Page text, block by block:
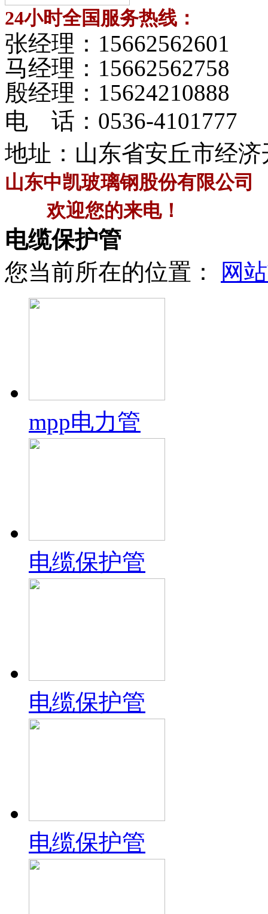
24小时全国服务热线：
张经理： 15662562601
马经理： 15662562758
殷经理： 15624210888
电 话： 0536-4101777
地址：山东省安丘市经济
山东中凯玻璃钢股份有限公司
欢迎您的来电！
电缆保护管
您当前所在的位置：
网
mpp电力管
电缆保护管
电缆保护管
电缆保护管